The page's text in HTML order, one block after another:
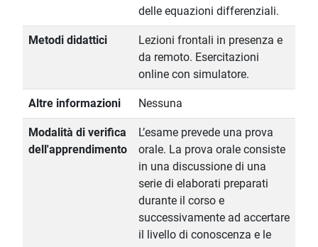
delle equazioni differenziali.
Metodi didattici
Lezioni frontali in presenza e
da remoto. Esercitazioni
online con simulatore.
Altre informazioni Nessuna
Modalità di verifica
dell'apprendimento
L’esame prevede una prova
orale. La prova orale consiste
in una discussione di una
serie di elaborati preparati
durante il corso e
successivamente ad accertare
il livello di conoscenza e le